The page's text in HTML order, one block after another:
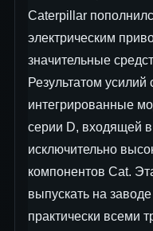
Caterpillar
электрическим
значительные
Результатом
интегрированные
серии D, входящей
исключительно
компонентов Cat.
выпускать на
практически всеми